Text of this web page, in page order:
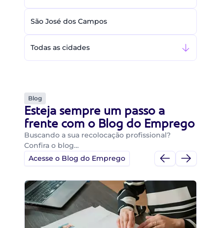
São José dos Campos
Todas as cidades
Blog
Esteja sempre um passo a
frente com o Blog do Emprego
Buscando a sua recolocação profissional?
Confira o blog…
Acesse o Blog do Emprego